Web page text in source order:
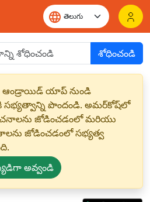
శోధించండి
యాప్ నుండి
సభ్యత్వాన్ని పొందండి. అమర్‌కోష్‌లో
జోడించడంలో మరియు
జోడించడంలో సభ్యత్వ
అవ్వండి